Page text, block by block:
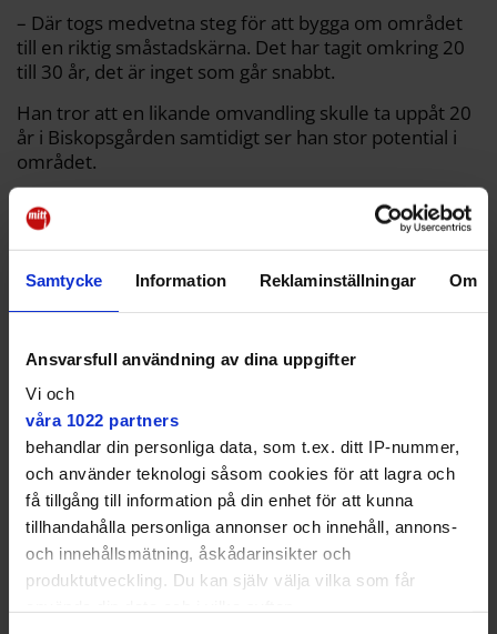
Samtycke Information Reklaminställningar Om
Ansvarsfull användning av dina uppgifter
Vi och
våra 1022 partners
behandlar din personliga data, som t.ex. ditt IP-nummer,
och använder teknologi såsom cookies för att lagra och
få tillgång till information på din enhet för att kunna
tillhandahålla personliga annonser och innehåll, annons-
och innehållsmätning, åskådarinsikter och
produktutveckling. Du kan själv välja vilka som får
– Där togs medvetna steg för att bygga om området
till en riktig småstadskärna. Det har tagit omkring 20
till 30 år, det är inget som går snabbt.
Han tror att en likande omvandling skulle ta uppåt 20
år i Biskopsgården samtidigt ser han stor potential i
området.
– Från Biskopsgården är det sex kilometer till
centralen och samtidigt nära till havet. Geografiskt
sett är det konstigt att det inte är lika populärt som
Askim.
Emmyly Bönfors är inne på samma linje.
– Jag är övertygade att på sikt kan man skapa lika
attraktiva bostäder i Biskopsgården som i
Kungsladugård, säger hon.
Hur blir förslaget verklighet?– I budgeten ingår att
program- och detaljarbetet för Biskopsgården ska
prioriteras enligt fastighetskontorets förslag.
Stadsbyggnadskontoret har fått i uppdrag att ta fram
planerna, säger Emmyly Bönfors.
Lina Isaksson